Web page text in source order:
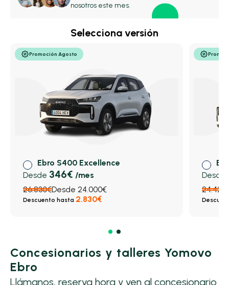
prácticas pensadas para profesionales.
nosotros este mes.
Selecciona versión
Promoción Agosto
Ebro S400 Excellence
Desde 346€ /mes
26.830€Desde 24.000€
Descuento hasta 2.830€
Desde
Concesionarios y talleres Yomovo
Ebro
Llámanos, reserva hora y ven al concesionario